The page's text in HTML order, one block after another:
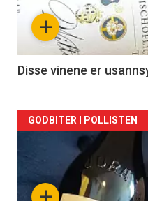
nå
2
+
Disse vinene er
Forsiden
akkurat
nå
GODBITER I POLLISTEN